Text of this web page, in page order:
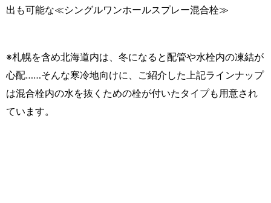
出も可能な≪シングルワンホールスプレー混合栓≫
※札幌を含め北海道内は、冬になると配管や水栓内の凍結が
心配……そんな寒冷地向けに、ご紹介した上記ラインナップ
は混合栓内の水を抜くための栓が付いたタイプも用意され
ています。